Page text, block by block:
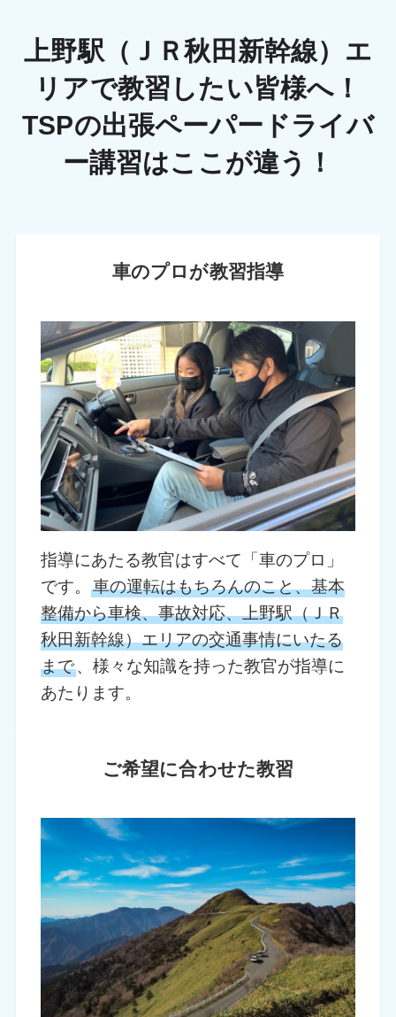
上野駅（ＪＲ秋田新幹線）エ
リアで教習したい皆様へ！
TSPの出張ペーパードライバ
ー講習はここが違う！
車のプロが教習指導
指導にあたる教官はすべて「車のプロ」
です。車の運転はもちろんのこと、基本
整備から車検、事故対応、上野駅（ＪＲ
秋田新幹線）エリアの交通事情にいたる
まで、様々な知識を持った教官が指導に
あたります。
ご希望に合わせた教習